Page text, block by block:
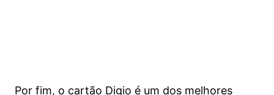
Por fim, o cartão Digio é um dos melhores